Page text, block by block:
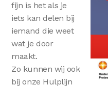
fijn is het als je
iets kan delen bij
iemand die weet
wat je door
maakt.
Zo kunnen wij ook
bij onze Hulplijn